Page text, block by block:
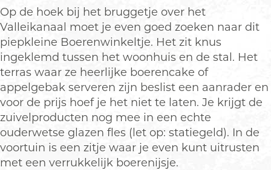
w
i
n
k
e
t
j
e
e
n
w
i
n
k
e
l
t
j
e
r
e
n
w
i
n
k
e
t
j
w
i
n
k
e
l
t
j
e
e
r
e
n
w
i
n
k
e
l
t
Op de hoek bij het bruggetje over het
Valleikanaal moet je even goed zoeken naar dit
piepkleine Boerenwinkeltje. Het zit knus
ingeklemd tussen het woonhuis en de stal. Het
terras waar ze heerlijke boerencake of
appelgebak serveren zijn beslist een aanrader en
voor de prijs hoef je het niet te laten. Je krijgt de
zuivelproducten nog mee in een echte
ouderwetse glazen fles (let op: statiegeld). In de
voortuin is een zitje waar je even kunt uitrusten
met een verrukkelijk boerenijsje.